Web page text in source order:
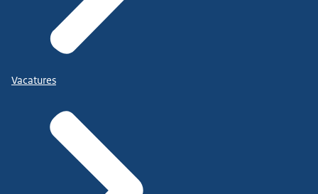
Vacatures